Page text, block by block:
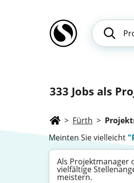
333 Jobs als
> Fürth >
Meinten Sie vielleicht
Als Projektmanager
vielfältige
meistern.